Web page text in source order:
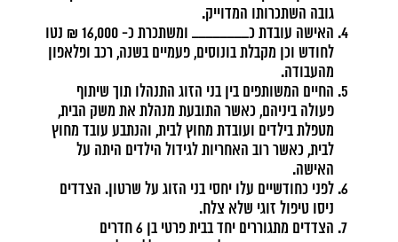
גובה השתכרותו המדוייק.
האישה עובדת כ________ ומשתכרת כ- 16,000 ₪ נטו
לחודש וכן מקבלת בונוסים, פעמיים בשנה, רכב ופלאפון
מהעבודה.
החיים המשותפים בין בני הזוג התנהלו תוך שיתוף
פעולה ביניהם, כאשר התובעת מנהלת את משק הבית,
מטפלת בילדים ועובדת מחוץ לבית, והנתבע עובד מחוץ
לבית, כאשר רוב האחריות לגידול הילדים היתה על
האישה.
לפני כחודשיים עלו יחסי בני הזוג על שרטון. הצדדים
ניסו טיפול זוגי שלא צלח.
הצדדים מתגוררים יחד בבית פרטי בן 6 חדרים